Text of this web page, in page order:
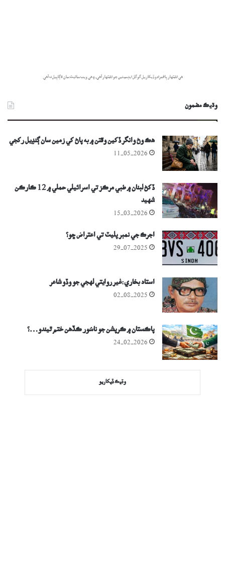
هي اشتهار پاڻمرادو ڏيکاريل گوگل ايڊسينس جو اشتهار آهي، ۽ هي ويب سائيٽ سان لاڳاپيل نه آهي.
وڌيڪ مضمون
هڪ وڻ وانگر ڏکين وقتن ۾ به پاڻ کي زمين سان ڳنڍيل رکجي
11-05-2026
ڏکڻ لبنان ۾ طبي مرڪز تي اسرائيلي حملي ۾ 12 ڪارڪن
شهيد
15-03-2026
اجرڪ جي نمبر پليٽ تي اعتراض ڇو؟
29-07-2025
استاد بخاري:غير روايتي لهجي جو وڏو شاعر
02-08-2025
پاڪستان ۾ ڪرپشن جو ناسُور ڪڏهن ختم ٿيندو…؟
24-02-2026
وڌيڪ ڏيکاريو